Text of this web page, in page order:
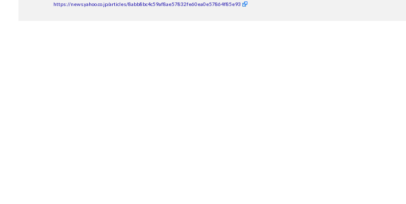
https://news.yahoo.co.jp/articles/8abb8bc4c59af8ae57832fe60ea0e57864f85e93